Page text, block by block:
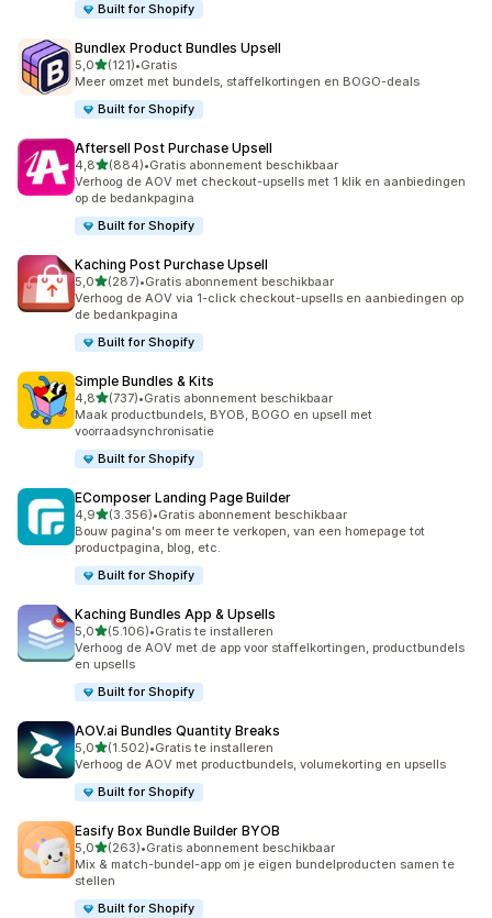
Built for Shopify
Bundlex Product Bundles Upsell
5,0van 5 sterren
(121)
121 recensies in totaal
•Gratis
Meer omzet met bundels, staffelkortingen en BOGO-deals
Built for Shopify
Aftersell Post Purchase Upsell
4,8van 5 sterren
(884)
884 recensies in totaal
•Gratis abonnement beschikbaar
Verhoog de AOV met checkout-upsells met 1 klik en aanbiedingen
op de bedankpagina
Built for Shopify
Kaching Post Purchase Upsell
5,0van 5 sterren
(287)
287 recensies in totaal
•Gratis abonnement beschikbaar
Verhoog de AOV via 1-click checkout-upsells en aanbiedingen op
de bedankpagina
Built for Shopify
Simple Bundles & Kits
4,8van 5 sterren
(737)
737 recensies in totaal
•Gratis abonnement beschikbaar
Maak productbundels, BYOB, BOGO en upsell met
voorraadsynchronisatie
Built for Shopify
EComposer Landing Page Builder
4,9van 5 sterren
(3.356)
3356 recensies in totaal
•Gratis abonnement beschikbaar
Bouw pagina's om meer te verkopen, van een homepage tot
productpagina, blog, etc.
Built for Shopify
Kaching Bundles App & Upsells
5,0van 5 sterren
(5.106)
5106 recensies in totaal
•Gratis te installeren
Verhoog de AOV met de app voor staffelkortingen, productbundels
en upsells
Built for Shopify
AOV.ai Bundles Quantity Breaks
5,0van 5 sterren
(1.502)
1502 recensies in totaal
•Gratis te installeren
Verhoog de AOV met productbundels, volumekorting en upsells
Built for Shopify
Easify Box Bundle Builder BYOB
5,0van 5 sterren
(263)
263 recensies in totaal
•Gratis abonnement beschikbaar
Mix & match-bundel-app om je eigen bundelproducten samen te
stellen
Built for Shopify